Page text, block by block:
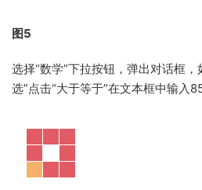
图5
选择“数学”下拉按钮，弹出对话框
选”点击“大于等于”在文本框中输入